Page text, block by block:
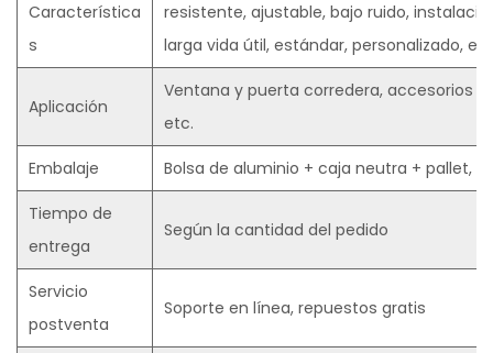
Característica
s
resistente, ajustable, bajo ruido,
larga vida útil, estándar, personalizado,
Aplicación
Ventana y puerta corredera, accesorios
etc.
Embalaje Bolsa de aluminio + caja neutra + pallet,
Tiempo de
entrega
Según la cantidad del pedido
Servicio
postventa
Soporte en línea, repuestos gratis